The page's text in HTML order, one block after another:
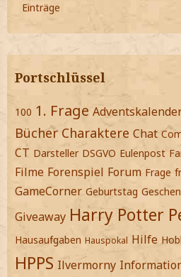
Einträge
Portschlüssel
100 1. Frage
Bücher Charaktere Chat
CT Darsteller DSGVO Eulenpost
Filme Forenspiel Forum Frage
GameCorner Geburtstag
Giveaway Harry Potter
Hausaufgaben Hauspokal Hilfe
HPPS Ilvermorny